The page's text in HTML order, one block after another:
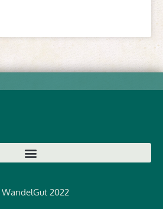
WandelGut 2022